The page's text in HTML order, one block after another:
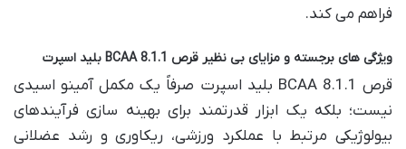
فراهم می کند.
ویژگی های برجسته و مزایای بی نظیر قرص BCAA 8.1.1 بلید اسپرت
قرص BCAA 8.1.1 بلید اسپرت صرفاً یک مکمل آمینو اسیدی
نیست؛ بلکه یک ابزار قدرتمند برای بهینه سازی فرآیندهای
بیولوژیکی مرتبط با عملکرد ورزشی، ریکاوری و رشد عضلانی